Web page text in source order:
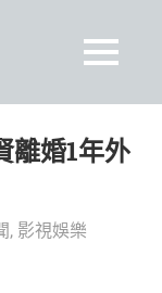
MENU
離婚1年外
, 影視娛樂